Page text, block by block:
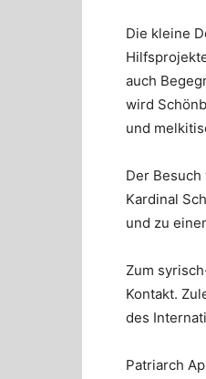
Die kleine
auch
wird
und
Der
Kardinal
und zu
Zum
Kontakt.
des
Patriarch